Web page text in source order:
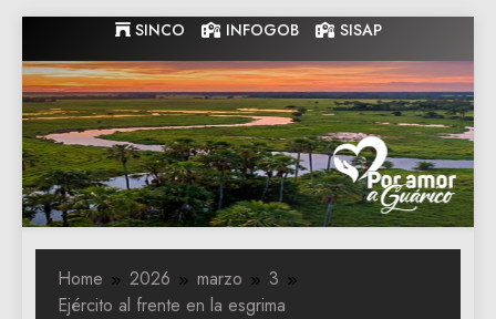
to
content
SINCO INFOGOB SISAP
Gobernacion
de Guarico
Gobernacion de Guarico
Home 2026 marzo
3
Ejército al frente en la esgrima